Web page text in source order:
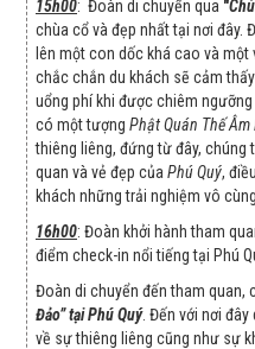
15h00: Đoàn di chuyển qua "
chùa cổ và đẹp nhất tại nơi đây.
lên một con dốc khá cao và
chắc chắn du khách sẽ cảm
uổng phí khi được chiêm
có một tượng Phật Quán Thế Âm
thiêng liêng, đứng từ đây,
quan và vẻ đẹp của Phú Quý,
khách những trải nghiệm vô
16h00: Đoàn khởi hành tham
điểm check-in nổi tiếng tại Phú
Đoàn di chuyển đến tham quan,
Đảo” tại Phú Quý. Đến với nơi
về sự thiêng liêng cũng như sự